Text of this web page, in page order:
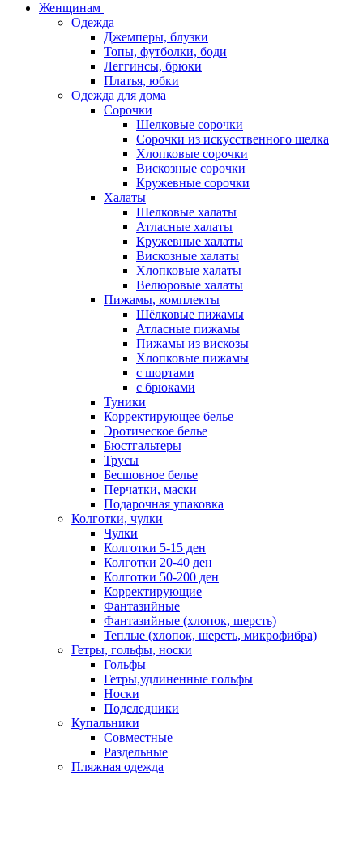
Женщинам
Одежда
Джемперы, блузки
Топы, футболки, боди
Леггинсы, брюки
Платья, юбки
Одежда для дома
Сорочки
Шелковые сорочки
Сорочки из искусственного шелка
Хлопковые сорочки
Вискозные сорочки
Кружевные сорочки
Халаты
Шелковые халаты
Атласные халаты
Кружевные халаты
Вискозные халаты
Хлопковые халаты
Велюровые халаты
Пижамы, комплекты
Шёлковые пижамы
Атласные пижамы
Пижамы из вискозы
Хлопковые пижамы
с шортами
с брюками
Туники
Корректирующее белье
Эротическое белье
Бюстгальтеры
Трусы
Бесшовное белье
Перчатки, маски
Подарочная упаковка
Колготки, чулки
Чулки
Колготки 5-15 ден
Колготки 20-40 ден
Колготки 50-200 ден
Корректирующие
Фантазийные
Фантазийные (хлопок, шерсть)
Теплые (хлопок, шерсть, микрофибра)
Гетры, гольфы, носки
Гольфы
Гетры,удлиненные гольфы
Носки
Подследники
Купальники
Совместные
Раздельные
Пляжная одежда